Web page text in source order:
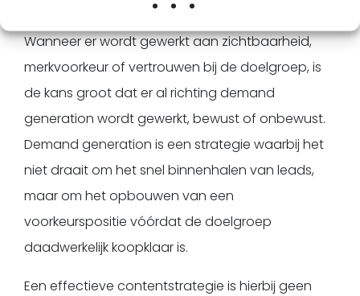
Wanneer er wordt gewerkt aan zichtbaarheid,
merkvoorkeur of vertrouwen bij de doelgroep, is
de kans groot dat er al richting demand
generation wordt gewerkt, bewust of onbewust.
Demand generation is een strategie waarbij het
niet draait om het snel binnenhalen van leads,
maar om het opbouwen van een
voorkeurspositie vóórdat de doelgroep
daadwerkelijk koopklaar is.
Een effectieve contentstrategie is hierbij geen